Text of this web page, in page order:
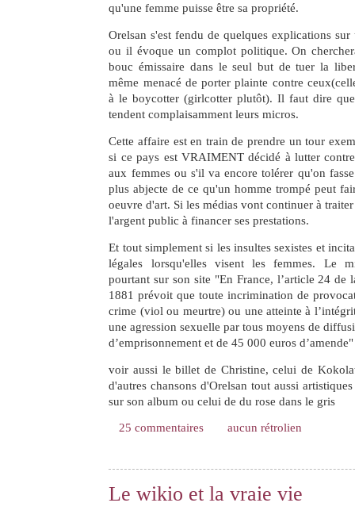
qu'une femme puisse être sa propriété.
Orelsan s'est fendu de quelques explications
ou il évoque un complot politique. On
bouc émissaire dans le seul but de tuer la
même menacé de porter plainte contre
à le boycotter (girlcotter plutôt). Il faut dire
tendent complaisamment leurs micros.
Cette affaire est en train de prendre un tour
si ce pays est VRAIMENT décidé à lutter
aux femmes ou s'il va encore tolérer qu'on
plus abjecte de ce qu'un homme trompé peut
oeuvre d'art. Si les médias vont continuer à
l'argent public à financer ses prestations.
Et tout simplement si les insultes sexistes et
légales lorsqu'elles visent les femmes. Le
pourtant sur son site "En France, l’article 24 de
1881 prévoit que toute incrimination de
crime (viol ou meurtre) ou une atteinte à
une agression sexuelle par tous moyens de
d’emprisonnement et de 45 000 euros d’amende"
voir aussi le billet de Christine, celui de
d'autres chansons d'Orelsan tout aussi
sur son album ou celui de du rose dans le gris
25 commentaires aucun rétrolien
Le wikio et la vraie vie